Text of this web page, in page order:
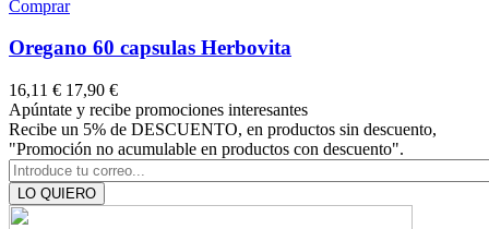
Comprar
Oregano 60 capsulas Herbovita
Precio
16,11 € 17,90 €
Apúntate y recibe promociones interesantes
Recibe un 5% de DESCUENTO, en productos sin descuento,
"Promoción no acumulable en productos con descuento".
LO QUIERO